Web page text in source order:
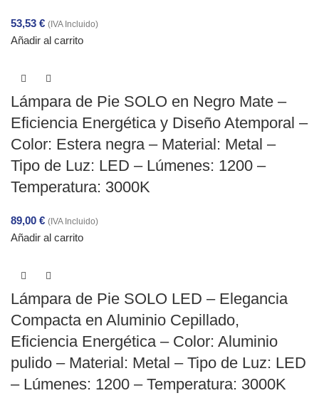
53,53 € (IVA Incluido)
Añadir al carrito
Lámpara de Pie SOLO en Negro Mate –
Eficiencia Energética y Diseño Atemporal –
Color: Estera negra – Material: Metal –
Tipo de Luz: LED – Lúmenes: 1200 –
Temperatura: 3000K
89,00 € (IVA Incluido)
Añadir al carrito
Lámpara de Pie SOLO LED – Elegancia
Compacta en Aluminio Cepillado,
Eficiencia Energética – Color: Aluminio
pulido – Material: Metal – Tipo de Luz: LED
– Lúmenes: 1200 – Temperatura: 3000K